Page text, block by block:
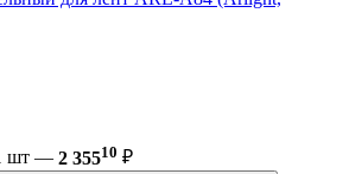
шт — 2 35510 ₽